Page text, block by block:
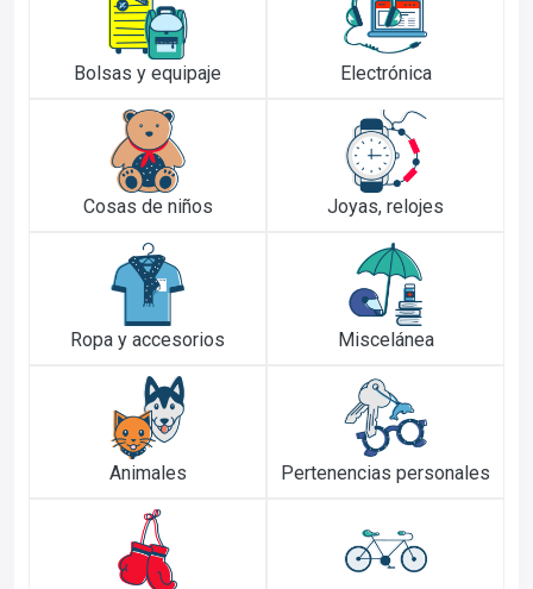
Bolsas y equipaje Electrónica
Cosas de niños Joyas, relojes
Ropa y accesorios Miscelánea
Animales Pertenencias personales